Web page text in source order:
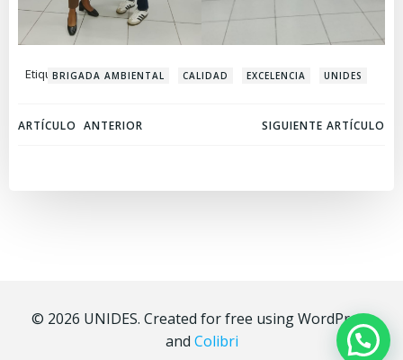
Etiquetas:BRIGADA AMBIENTAL CALIDAD EXCELENCIA UNIDES
Navegación
de
ARTÍCULO ANTERIOR
Navegación
de
SIGUIENTE ARTÍCULO
© 2026 UNIDES. Created for free using WordPress
and Colibri